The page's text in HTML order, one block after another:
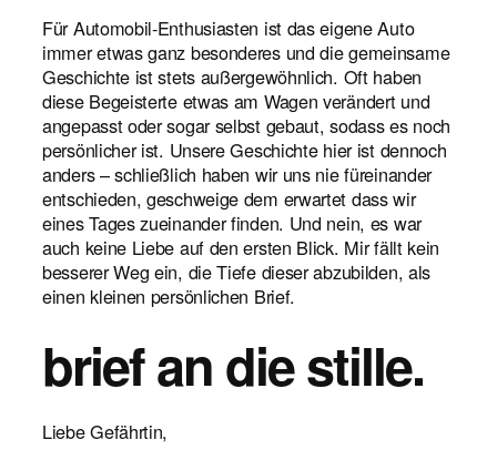
Für Automobil-Enthusiasten ist das eigene Auto
immer etwas ganz besonderes und die gemeinsame
Geschichte ist stets außergewöhnlich. Oft haben
diese Begeisterte etwas am Wagen verändert und
angepasst oder sogar selbst gebaut, sodass es noch
persönlicher ist. Unsere Geschichte hier ist dennoch
anders – schließlich haben wir uns nie füreinander
entschieden, geschweige dem erwartet dass wir
eines Tages zueinander finden. Und nein, es war
auch keine Liebe auf den ersten Blick. Mir fällt kein
besserer Weg ein, die Tiefe dieser abzubilden, als
einen kleinen persönlichen Brief.
brief an die stille.
Liebe Gefährtin,